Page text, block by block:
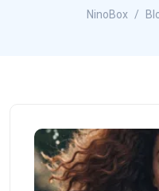
NinoBox